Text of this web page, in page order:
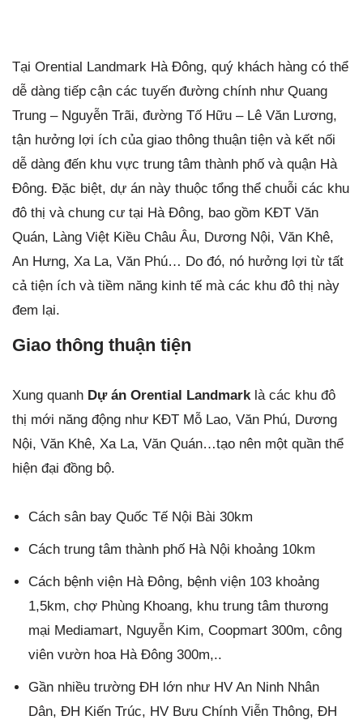
Tại Orential Landmark Hà Đông, quý khách hàng có thể
dễ dàng tiếp cận các tuyến đường chính như Quang
Trung – Nguyễn Trãi, đường Tố Hữu – Lê Văn Lương,
tận hưởng lợi ích của giao thông thuận tiện và kết nối
dễ dàng đến khu vực trung tâm thành phố và quận Hà
Đông. Đặc biệt, dự án này thuộc tổng thể chuỗi các khu
đô thị và chung cư tại Hà Đông, bao gồm KĐT Văn
Quán, Làng Việt Kiều Châu Âu, Dương Nội, Văn Khê,
An Hưng, Xa La, Văn Phú… Do đó, nó hưởng lợi từ tất
cả tiện ích và tiềm năng kinh tế mà các khu đô thị này
đem lại.
Giao thông thuận tiện
Xung quanh Dự án Orential Landmarklà các khu đô
thị mới năng động như KĐT Mỗ Lao, Văn Phú, Dương
Nội, Văn Khê, Xa La, Văn Quán…tạo nên một quần thể
hiện đại đồng bộ.
Cách sân bay Quốc Tế Nội Bài 30km
Cách trung tâm thành phố Hà Nội khoảng 10km
Cách bệnh viện Hà Đông, bệnh viện 103 khoảng
1,5km, chợ Phùng Khoang, khu trung tâm thương
mại Mediamart, Nguyễn Kim, Coopmart 300m, công
viên vườn hoa Hà Đông 300m,..
Gần nhiều trường ĐH lớn như HV An Ninh Nhân
Dân, ĐH Kiến Trúc, HV Bưu Chính Viễn Thông, ĐH